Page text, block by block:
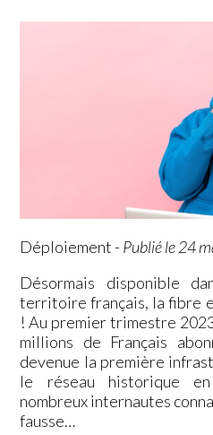
Déploiement - Publié le 24
Désormais disponible
territoire français, la fibre
! Au premier trimestre
millions de Français
devenue la première
le réseau historique
nombreux internautes
fausse…